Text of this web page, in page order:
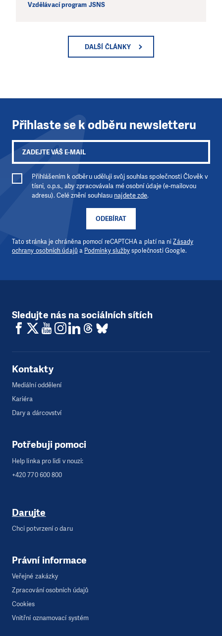
Vzdělávací program JSNS
DALŠÍ ČLÁNKY
Přihlaste se k odběru newsletteru
ODEBÍRAT
Přihlášením k odběru uděluji svůj souhlas společnosti Člověk v
tísni, o.p.s., aby zpracovávala mé osobní údaje (e-mailovou
adresu). Celé znění souhlasu najdete zde.
Tato stránka je chráněna pomocí reCAPTCHA a platí na niZásady
ochrany osobních údajů a Podmínky službyspolečnosti Google.
Sledujte nás na sociálních sítích
Kontakty
Mediální oddělení
Kariéra
Dary a dárcovství
Potřebuji pomoci
Help linka pro lidi v nouzi:
+420 770 600 800
Darujte
Chci potvrzení o daru
Právní informace
Veřejné zakázky
Zpracování osobních údajů
Cookies
Vnitřní oznamovací systém